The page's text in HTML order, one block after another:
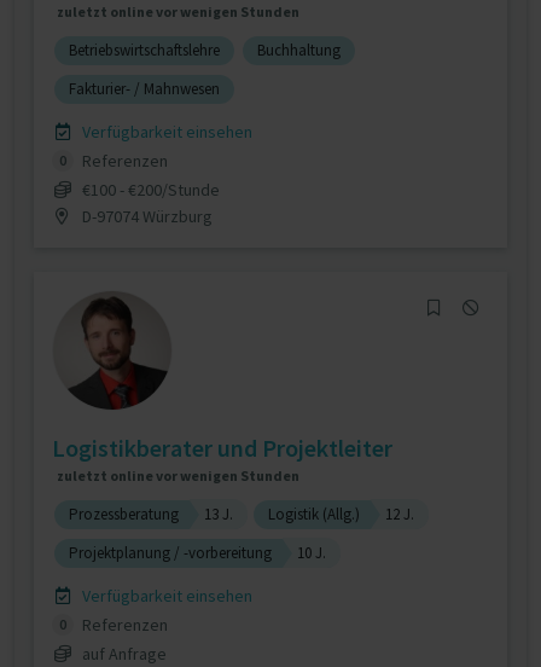
zuletzt online vor wenigen Stunden
Betriebswirtschaftslehre
Buchhaltung
Fakturier- / Mahnwesen
Verfügbarkeit einsehen
0
Referenzen
€100 - €200/Stunde
D-97074 Würzburg
Logistikberater und Projektleiter
zuletzt online vor wenigen Stunden
Prozessberatung 13 J. Logistik (Allg.)
12 J.
Projektplanung / -vorbereitung
10 J.
Verfügbarkeit einsehen
0
Referenzen
auf Anfrage